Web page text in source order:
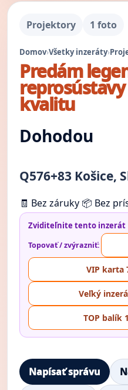
Projektory 1 foto
Domov›Všetky inzeráty›
Predám
reprosústavy
kvalitu
Dohodou
Q576+83 Košice,
🧾 Bez záruky 📦 Bez
Zviditeľnite tento inzerát
Topovať / zvýrazniť:
VIP karta
Veľký
TOP balík
Napísať správu